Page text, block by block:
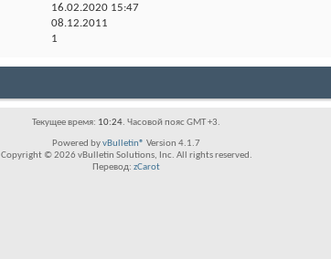
16.02.2020 15:47
08.12.2011
1
Текущее время: 10:24. Часовой пояс GMT +3.
Powered byvBulletin® Version 4.1.7
Copyright © 2026 vBulletin Solutions, Inc. All rights reserved.
Перевод: zCarot